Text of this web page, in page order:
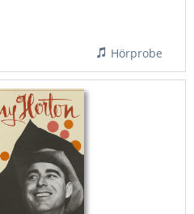
Hörprobe